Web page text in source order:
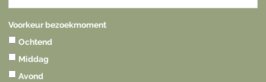
Voorkeur bezoekmoment
Ochtend
Middag
Avond